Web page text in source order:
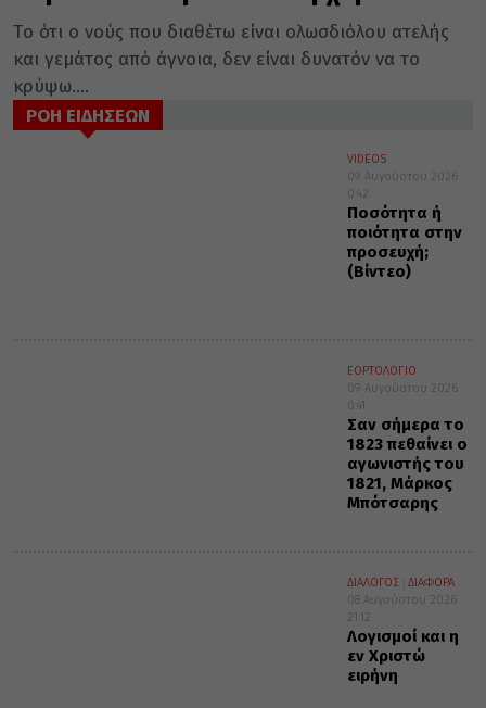
Τo ότι ο νούς που διαθέτω είναι ολωσδιόλου ατελής
και γεμάτος από άγνοια, δεν είναι δυνατόν να το
κρύψω....
ΡΟΗ ΕΙΔΗΣΕΩΝ
VIDEOS
09 Αυγούστου 2026
0:42
Ποσότητα ή
ποιότητα στην
προσευχή;
(Βίντεο)
ΕΟΡΤΟΛΟΓΙΟ
09 Αυγούστου 2026
0:41
Σαν σήμερα το
1823 πεθαίνει ο
αγωνιστής του
1821, Μάρκος
Μπότσαρης
ΔΙΑΛΟΓΟΣ
ΔΙΑΦΟΡΑ
08 Αυγούστου 2026
21:12
Λογισμοί και η
εν Χριστώ
ειρήνη